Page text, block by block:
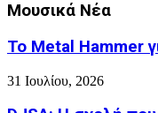
Μουσικά Νέα
Το Metal Hammer
31 Ιουλίου, 2026